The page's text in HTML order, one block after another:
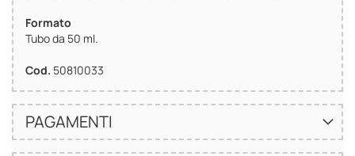
Formato
Tubo da 50 ml.
Cod. 50810033
PAGAMENTI